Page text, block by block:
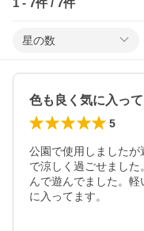
1 - 7件 / 7件
星の数
色も良く気に入って
5
公園で使用しました
で涼しく過ごせまし
んで遊んでました。
に入ってます。